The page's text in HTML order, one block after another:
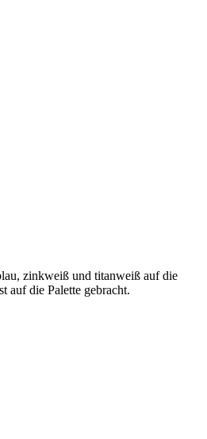
zinkweiß und titanweiß auf die
auf die Palette gebracht.